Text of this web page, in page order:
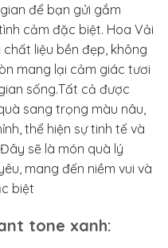
để bạn gửi gắm
cảm đặc biệt. Hoa Vải
liệu bền đẹp, không
mang lại cảm giác tươi
sống.Tất cả được
sang trọng màu nâu,
thể hiện sự tinh tế và
sẽ là món quà lý
mang đến niềm vui và
biệt
tone xanh: